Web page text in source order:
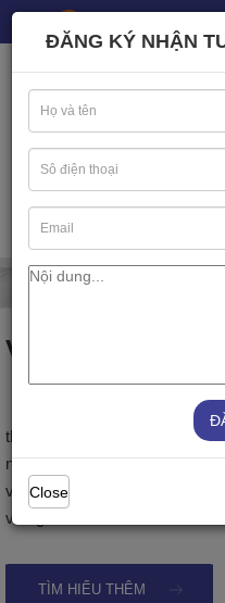
VỀ CHÚNG TÔI
Công ty cổ phần Sản
thành lập năm 2012, với
những người đã có kinh
vực sản xuất cửa nhựa, cửa
và ngoài nước.
TÌM HIỂU THÊM
ĐĂNG KÝ NHẬN
Close